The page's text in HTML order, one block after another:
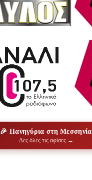
🎉 Πανηγύρια στη Μεσσηνία
Δες όλες τις αφίσες →